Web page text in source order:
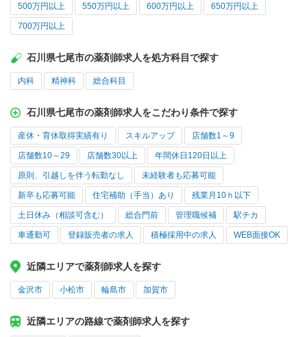
500万円以上 550万円以上 600万円以上 650万円以上
700万円以上
石川県七尾市の薬剤師求人を処方科目で探す
内科 精神科 総合科目
石川県七尾市の薬剤師求人をこだわり条件で探す
産休・育休取得実績有り スキルアップ 店舗数1～9
店舗数10～29 店舗数30以上 年間休日120日以上
原則、引越しを伴う転勤なし 未経験者も応募可能
新卒も応募可能 住宅補助（手当）あり 残業月10ｈ以下
土日休み（相談可含む） 総合門前 管理職候補 駅チカ
車通勤可 登録販売者の求人 積極採用中の求人 WEB面接OK
近隣エリアで薬剤師求人を探す
金沢市 小松市 輪島市 加賀市
近隣エリアの路線で薬剤師求人を探す